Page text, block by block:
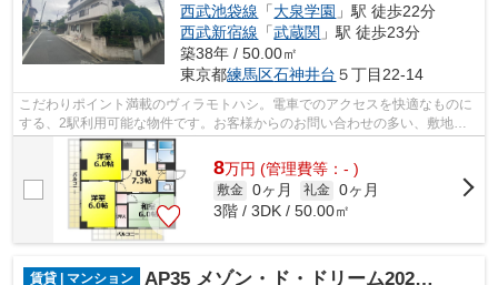
西武池袋線 「大泉学園 」駅 徒歩22分
西武新宿線 「武蔵関 」駅 徒歩23分
築38年 / 50.00㎡
東京都練馬区石神井台 ５丁目22-14
こだわりポイント満載のヴィラモトハシ。電車でのアクセスを快適なものに
する、2駅利用可能な物件です。お客様からのお問い合わせの多い、敷地内
ごみ置き場があります。防犯対策もバッ...
8万円 (管理費等：- )
敷金 0ヶ月 礼金 0ヶ月
3階 / 3DK / 50.00㎡
賃貸 | マンション AP35 メゾン・ド・ドリーム202（練馬）